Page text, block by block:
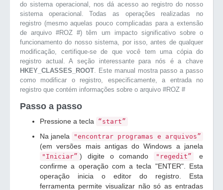
do sistema operacional, nos dá acesso ao registro do nosso
sistema operacional. Todas as operações realizadas no
registro (mesmo aquelas pouco complicadas para a extensão
de arquivo #ROZ #) têm um impacto significativo sobre o
funcionamento do nosso sistema, por isso, antes de qualquer
modificação, certifique-se de que você tem uma cópia do
registro actual. A seção interessante para nós é a chave
HKEY_CLASSES_ROOT. Este manual mostra passo a passo
como modificar o registro, especificamente, a entrada no
registro que contém informações sobre o arquivo #ROZ #
Passo a passo
Pressione a tecla “start”
Na janela "encontrar programas e arquivos”
(em versões mais antigas do Windows a janela
"Iniciar” ) digite o comando "regedit”
e
confirme a operação com a tecla "ENTER". Esta
operação inicia o editor do registro. Esta
ferramenta permite visualizar não só as entradas